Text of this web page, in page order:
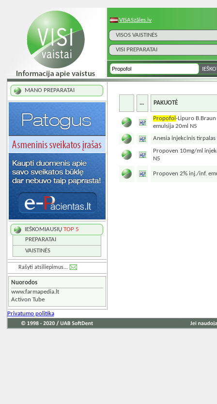
VISASzāles.lv
VISOS VAISTINĖS
VISI PREPARATAI
MANO PREPARATAI
IEŠKOMIAUSIŲ TOP 5
PREPARATAI
VAISTINĖS
Rašyti atsiliepimus...
Nuorodos
www.farmapedia.lt
Activon Tube
... PAKUOTĖ
Propofol-Lipuro
emulsija 20ml N5
Anesia injekcinis
Propoven 10mg/ml
N5
Propoven 2% inj./inf.
Privatumo politika